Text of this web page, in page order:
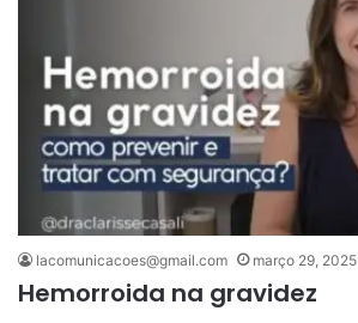
lacomunicacoes@gmail.com março 29, 2025
Hemorroida na gravidez